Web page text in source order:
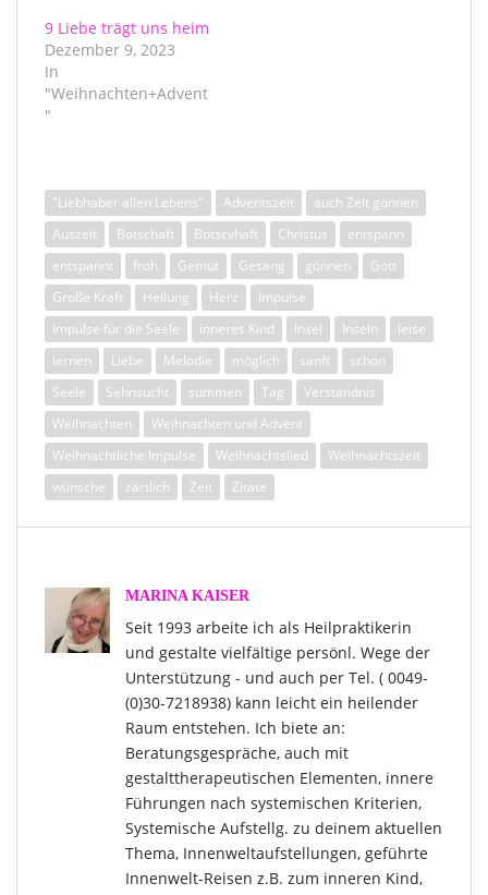
9 Liebe trägt uns heim
Dezember 9, 2023
In
"Weihnachten+Advent
"
"Liebhaber allen Lebens" Adventszeit
auch Zeit gönnen
Auszeit
Botschaft Botscvhaft Christus
entspann
entspannt
froh Gemüt Gesang gönnen
Gott
Große Kraft
Heilung Herz
Impulse
Impulse für die Seele
inneres Kind Insel Inseln
leise
lernen
Liebe Melodie möglich sanft
schön
Seele
Sehnsucht summen Tag
Verständnis
Weihnachten
Weihnachten und Advent
Weihnachtliche Impulse
Weihnachtslied
Weihnachtszeit
wünsche
zärtlich Zeit Zitate
MARINA KAISER
Seit 1993 arbeite ich als Heilpraktikerin
und gestalte vielfältige persönl. Wege der
Unterstützung - und auch per Tel. ( 0049-
(0)30-7218938) kann leicht ein heilender
Raum entstehen. Ich biete an:
Beratungsgespräche, auch mit
gestalttherapeutischen Elementen, innere
Führungen nach systemischen Kriterien,
Systemische Aufstellg. zu deinem aktuellen
Thema, Innenweltaufstellungen, geführte
Innenwelt-Reisen z.B. zum inneren Kind,